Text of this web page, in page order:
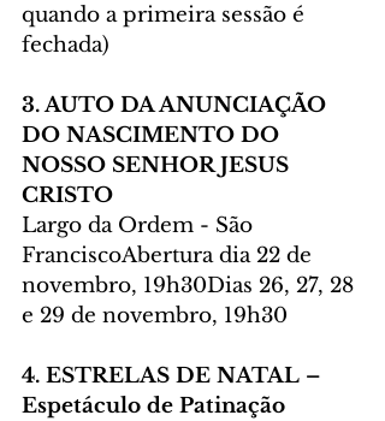
quando a primeira sessão é
fechada)
3. AUTO DA ANUNCIAÇÃO
DO NASCIMENTO DO
NOSSO SENHOR JESUS
CRISTO
Largo da Ordem - São
FranciscoAbertura dia 22 de
novembro, 19h30Dias 26, 27, 28
e 29 de novembro, 19h30
4. ESTRELAS DE NATAL –
Espetáculo de Patinação